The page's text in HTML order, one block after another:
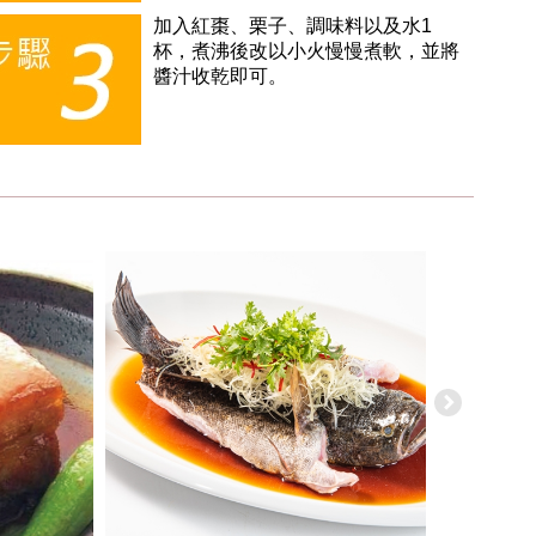
加入紅棗、栗子、調味料以及水1
杯，煮沸後改以小火慢慢煮軟，並將
醬汁收乾即可。